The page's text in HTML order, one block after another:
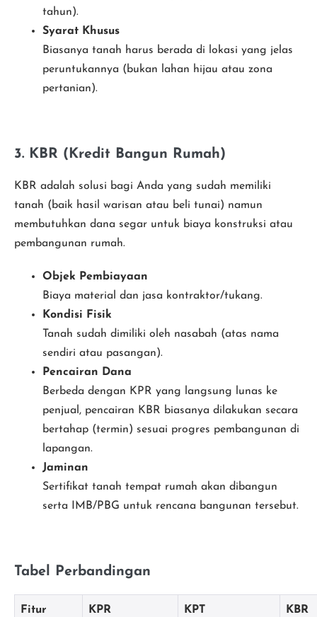
tahun).
Syarat Khusus
Biasanya tanah harus berada di lokasi yang jelas
peruntukannya (bukan lahan hijau atau zona
pertanian).
3. KBR (Kredit Bangun Rumah)
KBR adalah solusi bagi Anda yang sudah memiliki
tanah (baik hasil warisan atau beli tunai) namun
membutuhkan dana segar untuk biaya konstruksi atau
pembangunan rumah.
Objek Pembiayaan
Biaya material dan jasa kontraktor/tukang.
Kondisi Fisik
Tanah sudah dimiliki oleh nasabah (atas nama
sendiri atau pasangan).
Pencairan Dana
Berbeda dengan KPR yang langsung lunas ke
penjual, pencairan KBR biasanya dilakukan secara
bertahap (termin) sesuai progres pembangunan di
lapangan.
Jaminan
Sertifikat tanah tempat rumah akan dibangun
serta IMB/PBG untuk rencana bangunan tersebut.
Tabel Perbandingan
Fitur KPR KPT KBR